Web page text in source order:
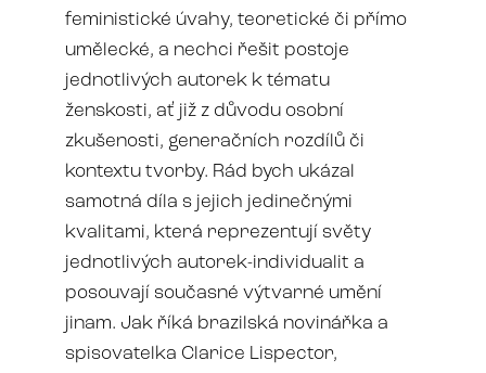
feministické úvahy, teoretické či přímo
umělecké, a nechci řešit postoje
jednotlivých autorek k tématu
ženskosti, ať již z důvodu osobní
zkušenosti, generačních rozdílů či
kontextu tvorby. Rád bych ukázal
samotná díla s jejich jedinečnými
kvalitami, která reprezentují světy
jednotlivých autorek-individualit a
posouvají současné výtvarné umění
jinam. Jak říká brazilská novinářka a
spisovatelka Clarice Lispector,